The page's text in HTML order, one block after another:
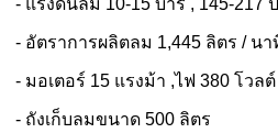
- อัตราการผลิตลม 1,445 ลิตร / นา
- มอเตอร์ 15 แรงม้า ,ไฟ 380 โวลต์
- ถังเก็บลมขนาด 500 ลิตร